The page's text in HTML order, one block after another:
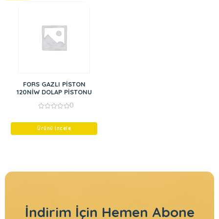
FORS GAZLI PİSTON
120NİW DOLAP PİSTONU
of
0
Ürünü İncele
İndirim İçin Hemen Abone